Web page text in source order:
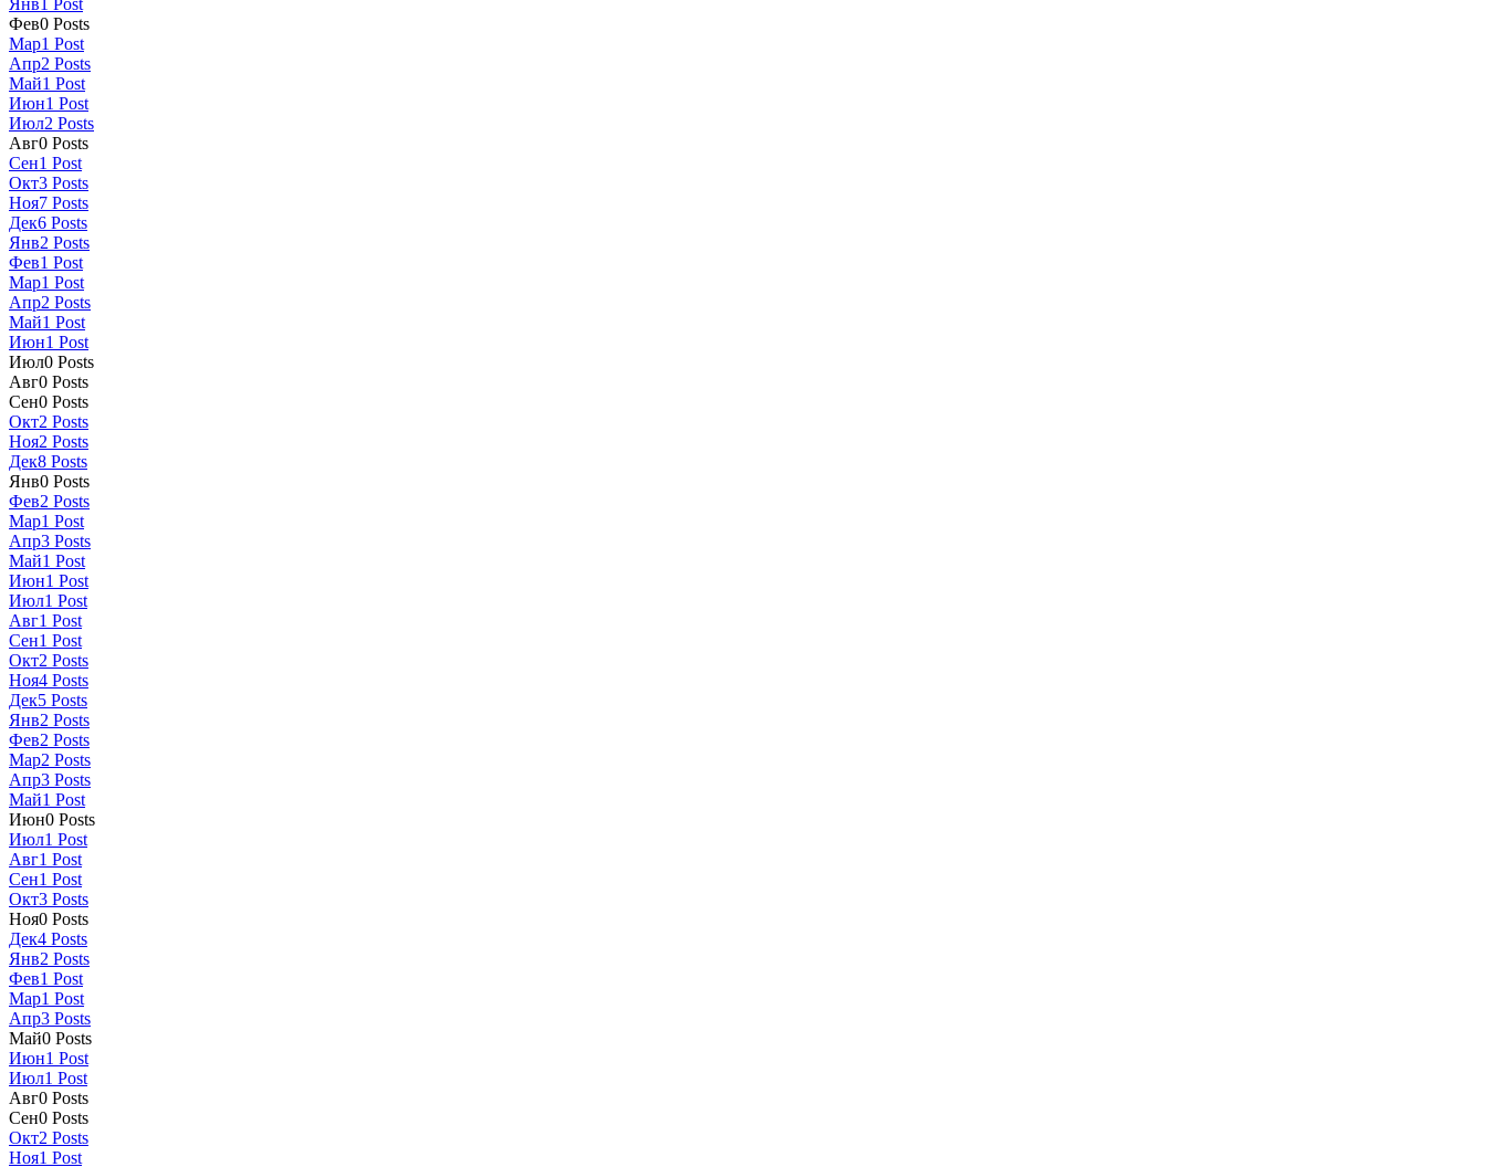
Янв1 Post
Фев0 Posts
Мар1 Post
Апр2 Posts
Май1 Post
Июн1 Post
Июл2 Posts
Авг0 Posts
Сен1 Post
Окт3 Posts
Ноя7 Posts
Дек6 Posts
Янв2 Posts
Фев1 Post
Мар1 Post
Апр2 Posts
Май1 Post
Июн1 Post
Июл0 Posts
Авг0 Posts
Сен0 Posts
Окт2 Posts
Ноя2 Posts
Дек8 Posts
Янв0 Posts
Фев2 Posts
Мар1 Post
Апр3 Posts
Май1 Post
Июн1 Post
Июл1 Post
Авг1 Post
Сен1 Post
Окт2 Posts
Ноя4 Posts
Дек5 Posts
Янв2 Posts
Фев2 Posts
Мар2 Posts
Апр3 Posts
Май1 Post
Июн0 Posts
Июл1 Post
Авг1 Post
Сен1 Post
Окт3 Posts
Ноя0 Posts
Дек4 Posts
Янв2 Posts
Фев1 Post
Мар1 Post
Апр3 Posts
Май0 Posts
Июн1 Post
Июл1 Post
Авг0 Posts
Сен0 Posts
Окт2 Posts
Ноя1 Post